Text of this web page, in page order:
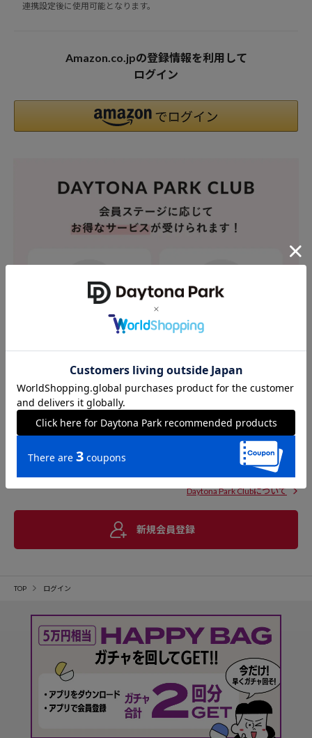
連携設定後に使用可能となります。
Amazon.co.jpの登録情報を利用して
ログイン
Daytona Park Clubについて
新規会員登録
TOP ログイン